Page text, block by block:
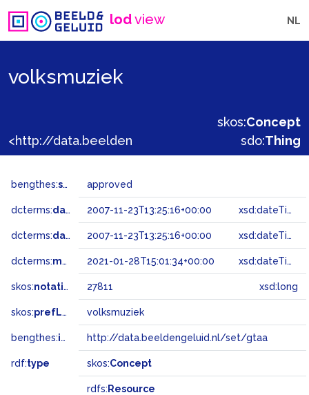
lodview NL
volksmuziek
skos:Concept
sdo:Thing
bengthes:status approved
dcterms:dateAccepted 2007-11-23T13:25:16+00:00 xsd:dateTime
dcterms:dateSubmitted 2007-11-23T13:25:16+00:00 xsd:dateTime
dcterms:modified 2021-01-28T15:01:34+00:00 xsd:dateTime
skos:notation 27811 xsd:long
skos:prefLabel volksmuziek
bengthes:inSet http://data.beeldengeluid.nl/set/gtaa
rdf:type skos:Concept
rdfs: Resource